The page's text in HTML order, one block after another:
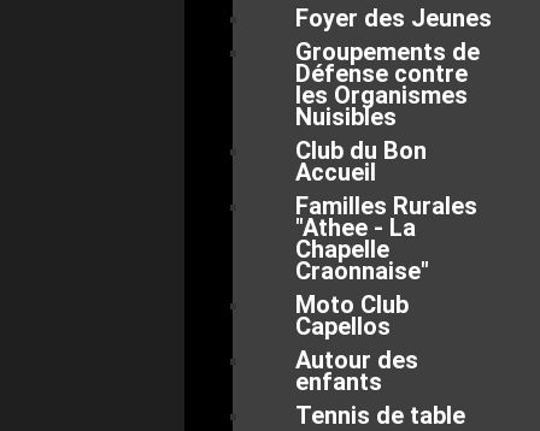
Foyer des Jeunes
Groupements de
Défense contre
les Organismes
Nuisibles
Club du Bon
Accueil
Familles Rurales
"Athee - La
Chapelle
Craonnaise"
Moto Club
Capellos
Autour des
enfants
Tennis de table